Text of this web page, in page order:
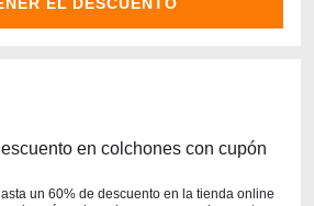
en colchones con cupón
un 60% de descuento en la tienda online